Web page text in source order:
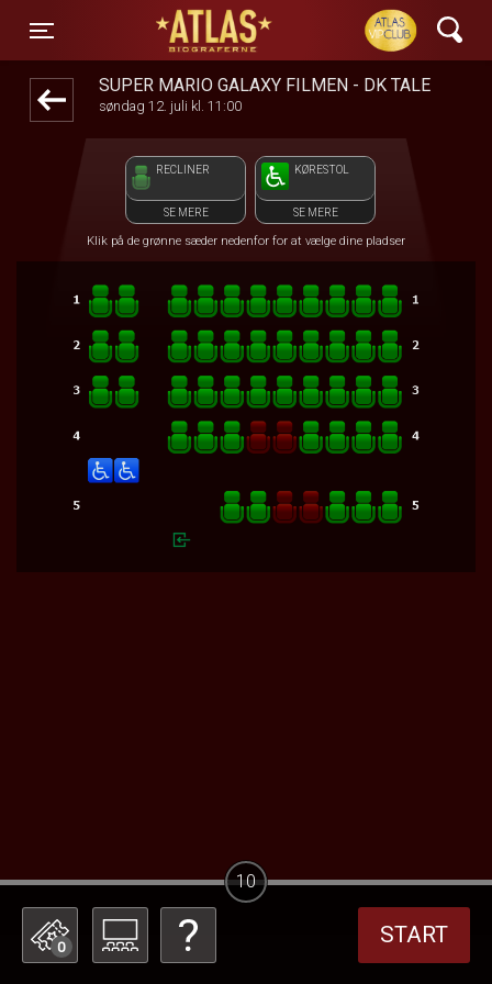
Toggle navigation
ATLAS Biograferne
SUPER MARIO GALAXY FILMEN - DK TALE
søndag 12. juli kl. 11:00
RECLINER
SE MERE
KØRESTOL
SE MERE
Klik på de grønne sæder nedenfor for at vælge dine pladser
0 START
10
front03-cc 110901